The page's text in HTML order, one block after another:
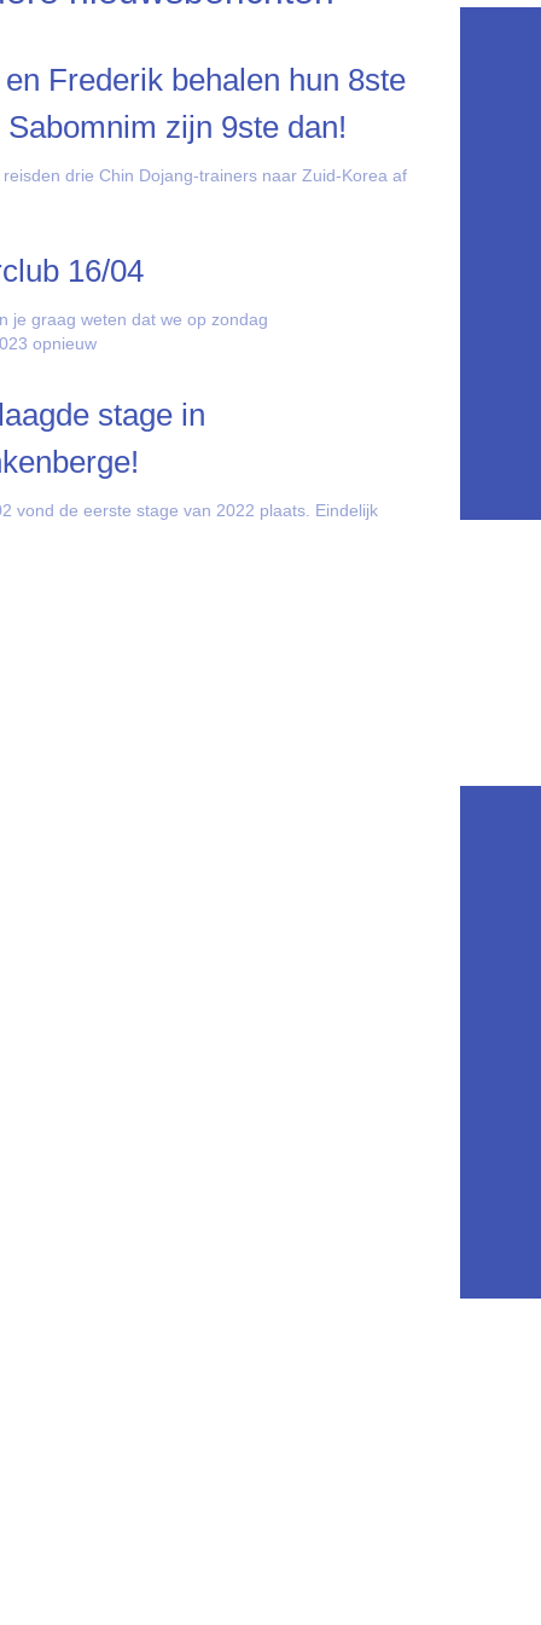
en Frederik behalen hun 8ste
Sabomnim zijn 9ste dan!
reisden drie Chin Dojang-trainers naar Zuid-Korea af
16/04
je graag weten dat we op zondag
opnieuw
stage in
vond de eerste stage van 2022 plaats. Eindelijk